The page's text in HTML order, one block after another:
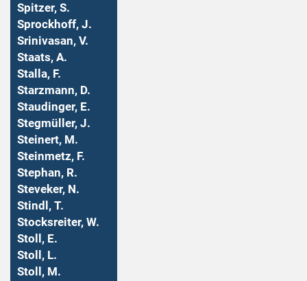
Spitzer, S.
Sprockhoff, J.
Srinivasan, V.
Staats, A.
Stalla, F.
Starzmann, D.
Staudinger, E.
Stegmüller, J.
Steinert, M.
Steinmetz, F.
Stephan, R.
Steveker, N.
Stindl, T.
Stocksreiter, W.
Stoll, E.
Stoll, L.
Stoll, M.